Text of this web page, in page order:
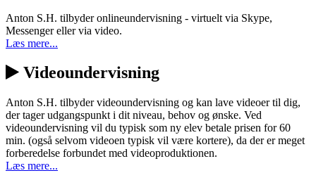
Anton S.H. tilbyder onlineundervisning - virtuelt via Skype,
Messenger eller via video.
Læs mere...
Videoundervisning
Anton S.H. tilbyder videoundervisning og kan lave videoer til dig,
der tager udgangspunkt i dit niveau, behov og ønske. Ved
videoundervisning vil du typisk som ny elev betale prisen for 60
min. (også selvom videoen typisk vil være kortere), da der er meget
forberedelse forbundet med videoproduktionen.
Læs mere...